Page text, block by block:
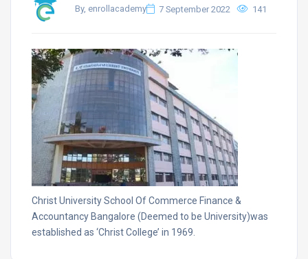
By, enrollacademy 7 September 2022 141
Christ University School Of Commerce Finance &
Accountancy Bangalore (Deemed to be University)was
established as ‘Christ College’ in 1969.